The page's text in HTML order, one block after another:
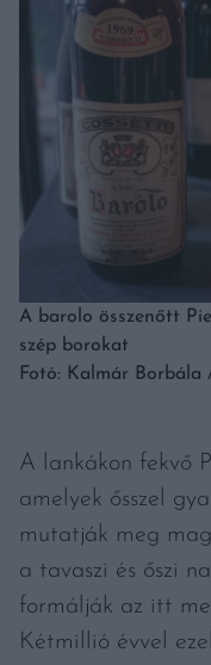
A barolo összenőtt
szép borokat
Fotó: Kalmár Borbála
A lankákon fekvő
amelyek ősszel
mutatják meg
a tavaszi és őszi
formálják az itt
Kétmillió évvel